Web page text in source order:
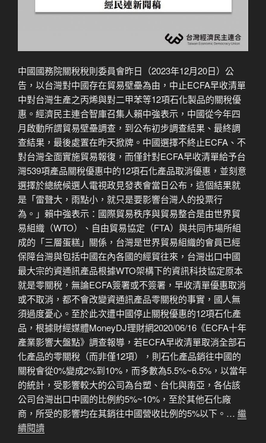
中國國務院關稅稅則委員會昨日（2023年12月20日）公
告，以台灣對中國存在貿易壁壘為由，中止ECFA早收清單
中對台灣生產之丙烯與對二甲苯等12項石化製品的關稅優
惠。經濟民主連合智庫召集人賴中強表示，中國從今年四
月啟動所謂貿易壁壘調查，到公布初步調查結果、最終調
查結果，最後處置在昨天掀牌。中國選擇不終止ECFA、不
對台灣全面實施貿易報復，而僅針對ECFA早收清單給予台
灣539項產品關稅優惠中的12項石化產品取消優惠，並刻意
選擇於總統候選人電視政見發表會當日公布，這個結果就
是「雷聲大，雨點小，就只是要影響台灣人的投票行
為。」 ​ 賴中強表示：國際貿易秩序與貿易整合是由世界貿
易組織（WTO）、自由貿易協定（FTA）與共同市場所組
成的「三層蛋糕」關係，台灣是世界貿易組織的會員已經
保障台灣與包括中國在內各國的經貿往來，台灣出口中國
最大宗的資通訊產品根據WTO架構下的資訊科技協定原本
就是零關稅，無論ECFA簽署或不簽署，早收清單優惠取消
或不取消，都不會改變資通訊產品零關稅的事實，國人無
須過度憂心。 ​ 至於此次遭中國停止關稅優惠的12項石化產
品，根據財經媒體MoneyDJ理財網2020/06/16《ECFA十年
產業影響大盤點》調查報導，若ECFA早收清單取消全部石
化產品的零關稅（而非僅12項），則石化產品銷往中國的
關稅會從0%變成2%到10%，而多數為5.5%~6.5%，以當年
的統計，受影響較大的公司為台塑、台化與南亞，各佔該
公司台灣出口中國的比例約5%~10%，至於其他石化廠
商，所受的影響均在其銷往中國營收比例的5%以下。… 繼
續閱讀